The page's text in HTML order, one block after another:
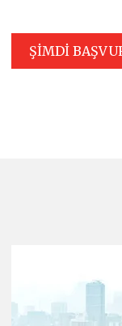
ŞİMDİ